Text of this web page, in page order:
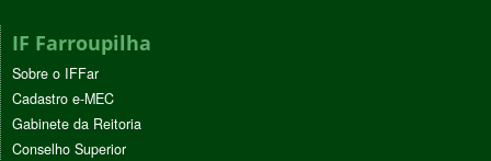
IF Farroupilha
Sobre o IFFar
Cadastro e-MEC
Gabinete da Reitoria
Conselho Superior